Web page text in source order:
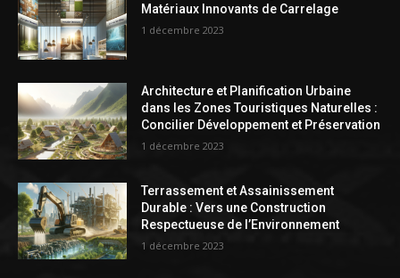
Matériaux Innovants de Carrelage
1 décembre 2023
Architecture et Planification Urbaine
dans les Zones Touristiques Naturelles :
Concilier Développement et Préservation
1 décembre 2023
Terrassement et Assainissement
Durable : Vers une Construction
Respectueuse de l’Environnement
1 décembre 2023